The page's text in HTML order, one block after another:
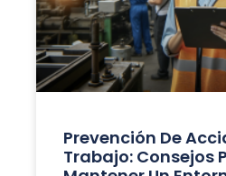
Prevención De
Trabajo: Consejos